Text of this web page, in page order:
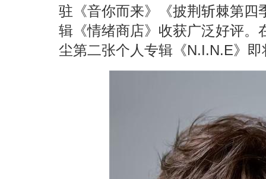
驻《音你而来》《披荆斩棘第四
辑《情绪商店》收获广泛好评。
尘第二张个人专辑《N.I.N.E》